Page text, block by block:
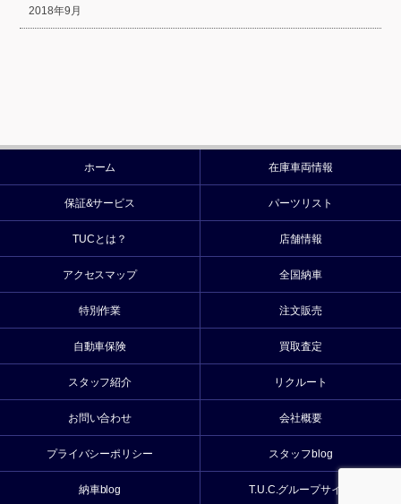
2018年9月
ホーム 在庫車両情報
保証&サービス パーツリスト
TUCとは？ 店舗情報
アクセスマップ 全国納車
特別作業 注文販売
自動車保険 買取査定
スタッフ紹介 リクルート
お問い合わせ 会社概要
プライバシーポリシー スタッフblog
納車blog T.U.C.グループサイト